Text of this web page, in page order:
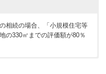
相続の場合、「小規模住宅等
の330㎡までの評価額が80％